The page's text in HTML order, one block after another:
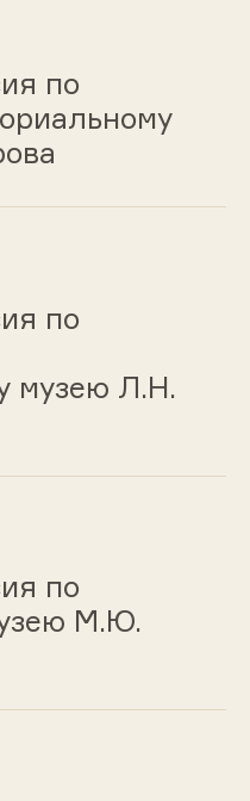
по
по
музею Л.Н.
по
М.Ю.